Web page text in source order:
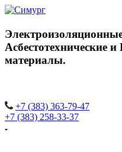
Асбестотехнические и
материалы.
+7 (383) 363-79-47
+7 (383) 258-33-37